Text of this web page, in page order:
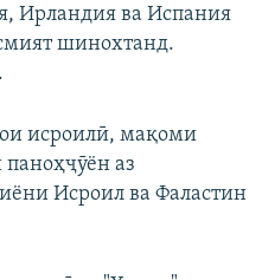
Ирландия ва Испания
шинохтанд.
исроилӣ, мақоми
аз
Исроил ва Фаластин